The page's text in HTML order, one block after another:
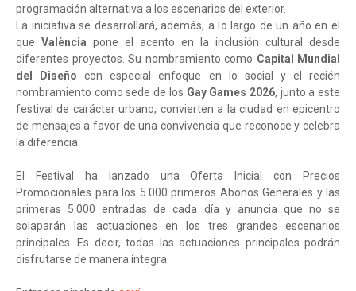
programación alternativa a los escenarios del exterior.
La iniciativa se desarrollará, además, a lo largo de un año en el
que València pone el acento en la inclusión cultural desde
diferentes proyectos. Su nombramiento como Capital Mundial
del Diseño con especial enfoque en lo social y el recién
nombramiento como sede de los Gay Games 2026, junto a este
festival de carácter urbano; convierten a la ciudad en epicentro
de mensajes a favor de una convivencia que reconoce y celebra
la diferencia.
El Festival ha lanzado una Oferta Inicial con Precios
Promocionales para los 5.000 primeros Abonos Generales y las
primeras 5.000 entradas de cada día y anuncia que no se
solaparán las actuaciones en los tres grandes escenarios
principales. Es decir, todas las actuaciones principales podrán
disfrutarse de manera íntegra.